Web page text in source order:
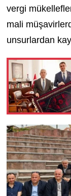
vergi
mali
unsurlardan